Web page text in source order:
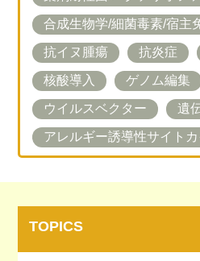
合成生物学/細菌毒素/宿主
抗イヌ腫瘍 抗炎症
核酸導入 ゲノム編集
ウイルスベクター 遺
アレルギー誘導性サイト
TOPICS